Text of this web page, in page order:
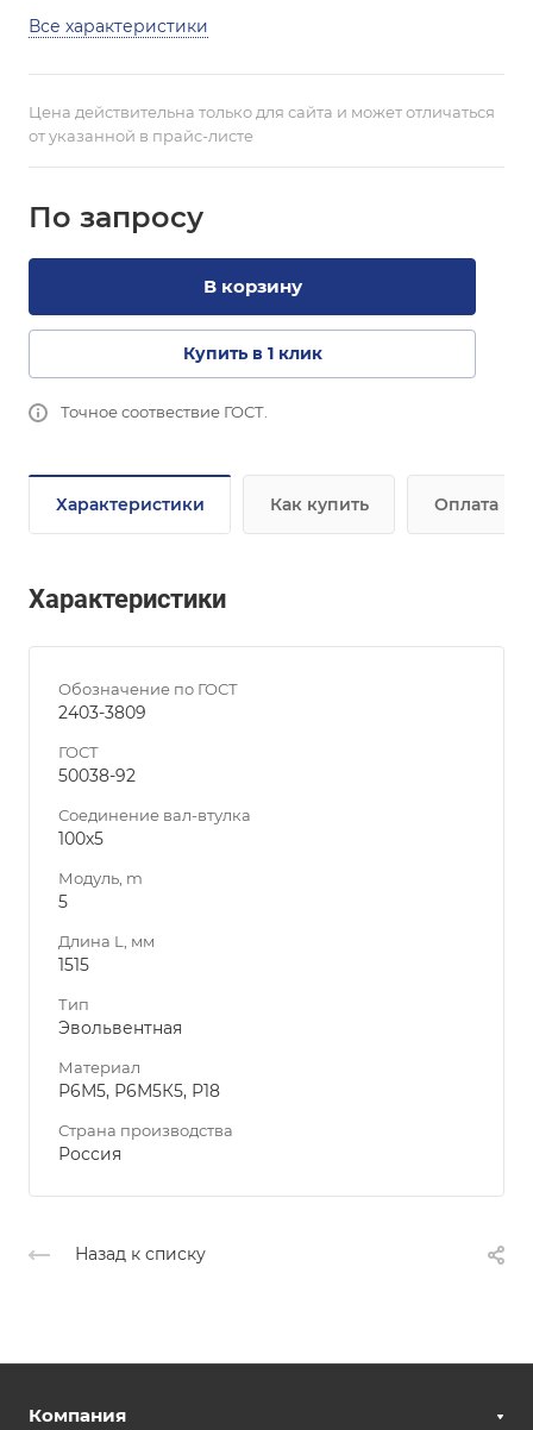
Все характеристики
Цена действительна только для сайта и может отличаться
от указанной в прайс-листе
По запросу
В корзину
Купить в 1 клик
Точное соотвествие ГОСТ.
Характеристики Как купить Оплата
Характеристики
Обозначение по ГОСТ
2403-3809
ГОСТ
50038-92
Соединение вал-втулка
100х5
Модуль, m
5
Длина L, мм
1515
Тип
Эвольвентная
Материал
Р6М5, Р6М5К5, Р18
Страна производства
Россия
Назад к списку
Компания